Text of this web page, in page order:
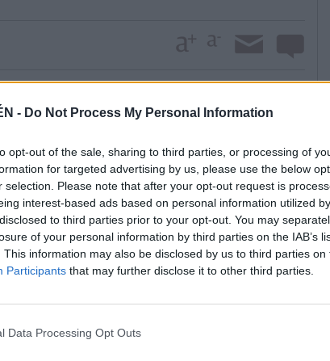
- Do Not Process My Personal Information
opt-out of the sale, sharing to third parties, or processing of
for targeted advertising by us, please use the below
selection. Please note that after your opt-out request is
interest-based ads based on personal information utilized
to third parties prior to your opt-out. You may
of your personal information by third parties on the IAB’s
This information may also be disclosed by us to third parties on
Participants that may further disclose it to other third parties.
Data Processing Opt Outs
Gómez, Nando; Óscar Quesada, Pablo Ortiz,
Díaz buscarán un éxito para dar un impulso
es claro y tiene como objetivo convertir al
“Queremos hacernos fuertes en casa y
que logramos ante el Jumilla y de paso
B. En caso hemos sumado siete puntos de nueve
de la regularidad”, anuncia el entrenador del
del partido con el “decano” del fútbol español
primero jugar las eliminatorias y después volver a
caracteriza por las urgencias deportivas, la
“Desconozco hasta qué punto
que estar centrados en lo nuestro y
que seguro desea ver un partido como el del